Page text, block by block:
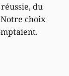
du
choix